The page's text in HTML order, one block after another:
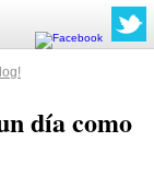
día como